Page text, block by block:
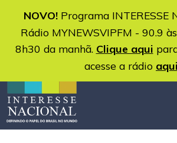
NOVO!Programa INTERESSE
Rádio MYNEWSVIPFM - 90.9
8h30 da manhã. Clique aqui
acesse a rádio aqui